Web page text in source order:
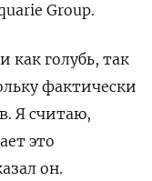
Group.
как ⁠голубь, так
фактически
Я считаю,
это
он.